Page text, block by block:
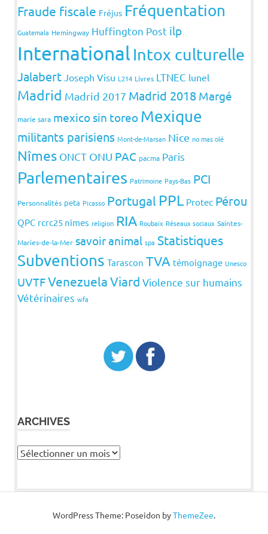
Fraude fiscale Fréjus Fréquentation
Guatemala Hemingway Huffington Post ilp
International Intox culturelle
Jalabert Joseph Visu L214 Livres LTNEC lunel
Madrid Madrid 2017 Madrid 2018 Margé
marie sara mexico sin toreo Mexique
militants parisiens Mont-de-Marsan Nice no mas olé
Nîmes ONCT ONU PAC pacma Paris
Parlementaires Patrimoine Pays-Bas PCI
Personnalités peta Picasso Portugal PPL Protec Pérou
QPC rcrc25 nimes religion RIA Roubaix Réseaux sociaux Saintes-
Maries-de-la-Mer savoir animal spa Statistiques
Subventions Tarascon TVA témoignage Unesco
UVTFVenezuelaViard Violence sur humains
Vétérinaires wfa
ARCHIVES
Archives
WordPress Theme: Poseidon byThemeZee.